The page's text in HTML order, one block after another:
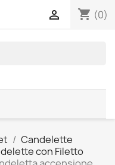
shopping_cart (0)

Candelette
con Filetto